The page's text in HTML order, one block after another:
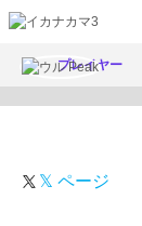
プレイヤー
𝕏 ページ